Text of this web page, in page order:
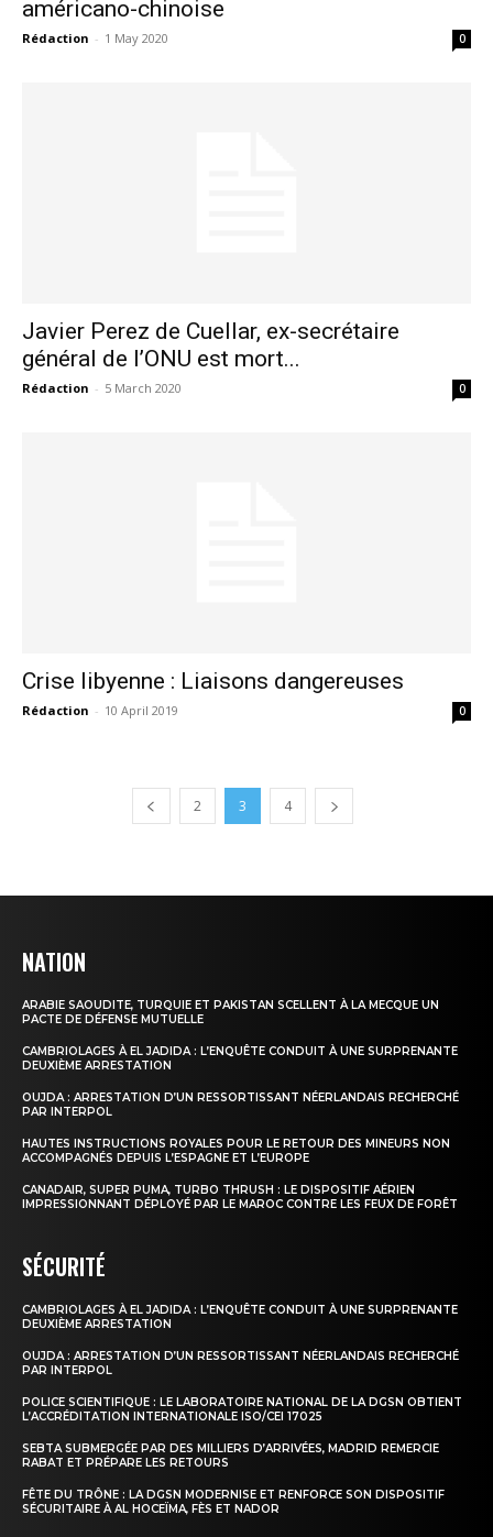
Mon compte
américano-chinoise
Rédaction - 1 May 2020 0
Javier Perez de Cuellar, ex-secrétaire
général de l’ONU est mort...
Rédaction - 5 March 2020 0
Crise libyenne : Liaisons dangereuses
Rédaction - 10 April 2019 0
2 3 4
NATION
ARABIE SAOUDITE, TURQUIE ET PAKISTAN SCELLENT À LA MECQUE UN
PACTE DE DÉFENSE MUTUELLE
CAMBRIOLAGES À EL JADIDA : L’ENQUÊTE CONDUIT À UNE SURPRENANTE
DEUXIÈME ARRESTATION
OUJDA : ARRESTATION D’UN RESSORTISSANT NÉERLANDAIS RECHERCHÉ
PAR INTERPOL
HAUTES INSTRUCTIONS ROYALES POUR LE RETOUR DES MINEURS NON
ACCOMPAGNÉS DEPUIS L’ESPAGNE ET L’EUROPE
CANADAIR, SUPER PUMA, TURBO THRUSH : LE DISPOSITIF AÉRIEN
IMPRESSIONNANT DÉPLOYÉ PAR LE MAROC CONTRE LES FEUX DE FORÊT
SÉCURITÉ
CAMBRIOLAGES À EL JADIDA : L’ENQUÊTE CONDUIT À UNE SURPRENANTE
DEUXIÈME ARRESTATION
OUJDA : ARRESTATION D’UN RESSORTISSANT NÉERLANDAIS RECHERCHÉ
PAR INTERPOL
POLICE SCIENTIFIQUE : LE LABORATOIRE NATIONAL DE LA DGSN OBTIENT
L’ACCRÉDITATION INTERNATIONALE ISO/CEI 17025
SEBTA SUBMERGÉE PAR DES MILLIERS D’ARRIVÉES, MADRID REMERCIE
RABAT ET PRÉPARE LES RETOURS
FÊTE DU TRÔNE : LA DGSN MODERNISE ET RENFORCE SON DISPOSITIF
SÉCURITAIRE À AL HOCEÏMA, FÈS ET NADOR